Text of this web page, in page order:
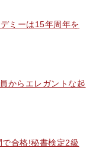
ミーは15年周年を
からエレガントな起
で合格!秘書検定2級